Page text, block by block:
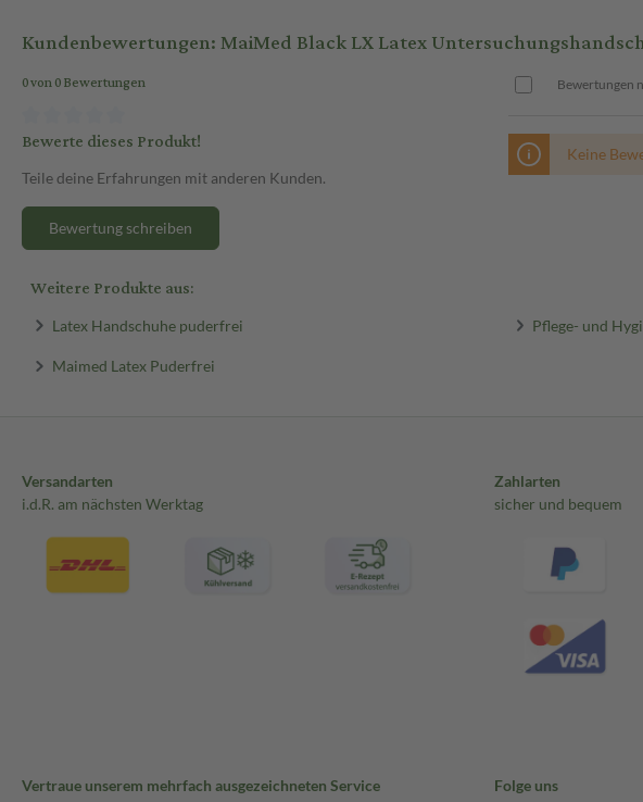
Kundenbewertungen: MaiMed Black LX Latex
0 von 0 Bewertungen
Bewerte dieses Produkt!
Teile deine Erfahrungen mit anderen Kunden.
Bewertung schreiben
Bewertungen
Keine
Weitere Produkte aus:
Latex Handschuhe puderfrei Pflege- und
Maimed Latex Puderfrei
Versandarten
i.d.R. am nächsten Werktag
Zahlarten
sicher und bequem
Vertraue unserem mehrfach ausgezeichneten Service Folge uns